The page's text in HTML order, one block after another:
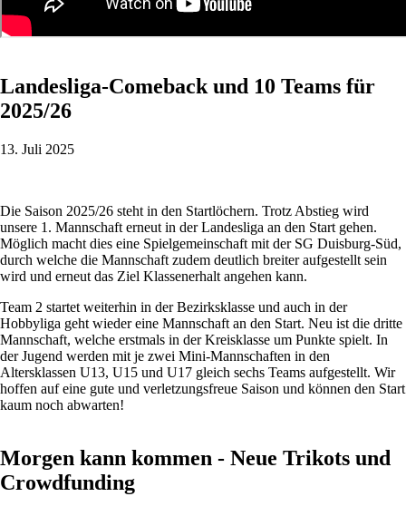
Landesliga-Comeback und 10 Teams für
2025/26
13. Juli 2025
Die Saison 2025/26 steht in den Startlöchern. Trotz Abstieg wird
unsere 1. Mannschaft erneut in der Landesliga an den Start gehen.
Möglich macht dies eine Spielgemeinschaft mit der SG Duisburg-Süd,
durch welche die Mannschaft zudem deutlich breiter aufgestellt sein
wird und erneut das Ziel Klassenerhalt angehen kann.
Team 2 startet weiterhin in der Bezirksklasse und auch in der
Hobbyliga geht wieder eine Mannschaft an den Start. Neu ist die dritte
Mannschaft, welche erstmals in der Kreisklasse um Punkte spielt. In
der Jugend werden mit je zwei Mini-Mannschaften in den
Altersklassen U13, U15 und U17 gleich sechs Teams aufgestellt. Wir
hoffen auf eine gute und verletzungsfreue Saison und können den Start
kaum noch abwarten!
Morgen kann kommen - Neue Trikots und
Crowdfunding